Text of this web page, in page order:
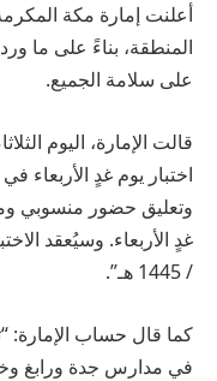
أعلنت إمارة مكة
المنطقة، بناءً على ما
على سلامة الجميع.
قالت الإمارة، اليوم
اختبار يوم غدٍ
وتعليق حضور منسوبي
/ 1445 هـ”.
كما قال حساب الإمارة:
في مدارس جدة ورابغ